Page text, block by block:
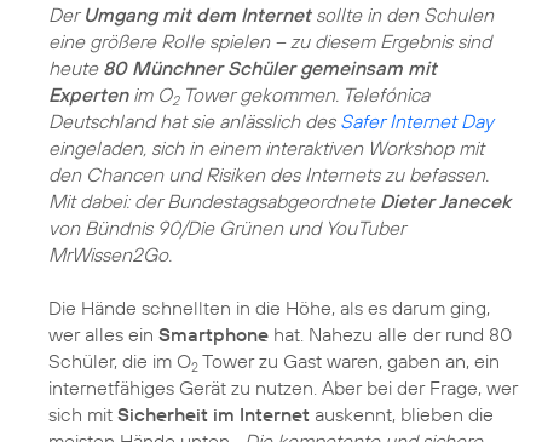
Der Umgang mit dem Internetsollte in den Schulen
eine größere Rolle spielen – zu diesem Ergebnis sind
heute 80 Münchner Schüler gemeinsam mit
Expertenim O2Tower gekommen. Telefónica
Deutschland hat sie anlässlich des Safer Internet Day
eingeladen, sich in einem interaktiven Workshop mit
den Chancen und Risiken des Internets zu befassen.
Mit dabei: der Bundestagsabgeordnete Dieter Janecek
von Bündnis 90/Die Grünen und YouTuber
MrWissen2Go.
Die Hände schnellten in die Höhe, als es darum ging,
wer alles ein Smartphone hat. Nahezu alle der rund 80
Schüler, die im O2 Tower zu Gast waren, gaben an, ein
internetfähiges Gerät zu nutzen. Aber bei der Frage, wer
sich mit Sicherheit im Internet auskennt, blieben die